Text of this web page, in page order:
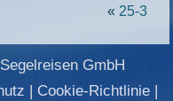
« 25-3
GmbH
| Cookie-Richtlinie|